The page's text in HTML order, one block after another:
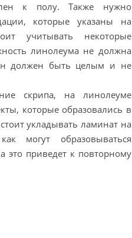
к полу. Также нужно
которые указаны на
учитывать некоторые
линолеума не должна
должен быть целым и не
скрипа, на линолеуме
которые образовались в
укладывать ламинат на
могут образовываться
это приведет к повторному